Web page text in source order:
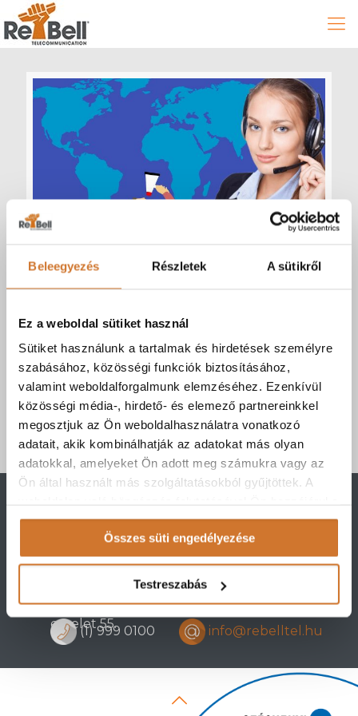
Beleegyezés Részletek A sütikről
Ez a weboldal sütiket használ
Sütiket használunk a tartalmak és hirdetések személyre
szabásához, közösségi funkciók biztosításához,
valamint weboldalforgalmunk elemzéséhez. Ezenkívül
közösségi média-, hirdető- és elemező partnereinkkel
megosztjuk az Ön weboldalhasználatra vonatkozó
adatait, akik kombinálhatják az adatokat más olyan
adatokkal, amelyeket Ön adott meg számukra vagy az
Ön által használt más szolgáltatásokból gyűjtöttek. A
sütik használatához.
Összes süti engedélyezése
Testreszabás
Hriskó László at 2020-03-03
Amikor nem sír a telefon – mert
kiváló panaszvonalat működtetünk
rajta
Nyerj egérutat a panaszkezelésben.
Tovább
Rebell Telecommunication Zrt.
2483 Gárdony, Vörösmarty u. 68.
1092 Budapest Ráday utca 41. 3.
emelet 55.
(1) 999 0100 info@rebelltel.hu